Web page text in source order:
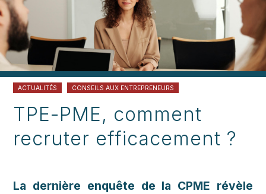
ACTUALITÉS CONSEILS AUX ENTREPRENEURS
TPE-PME, comment
recruter efficacement ?
La dernière enquête de la CPME révèle